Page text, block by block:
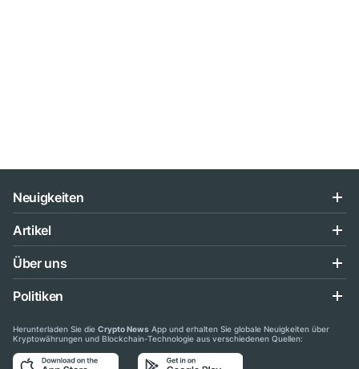
Neuigkeiten
Artikel
Über uns
Politiken
Herunterladen Sie die Crypto News App und erhalten Sie globale Neuigkeiten über
Kryptowährungen und Blockchain-Technologie aus verschiedenen Quellen: